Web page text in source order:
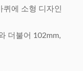
에 소형 디자인
더불어 102mm,